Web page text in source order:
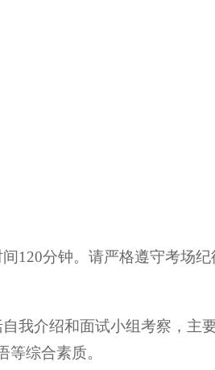
120分钟。请严格遵守考场纪
我介绍和面试小组考察，主
综合素质。